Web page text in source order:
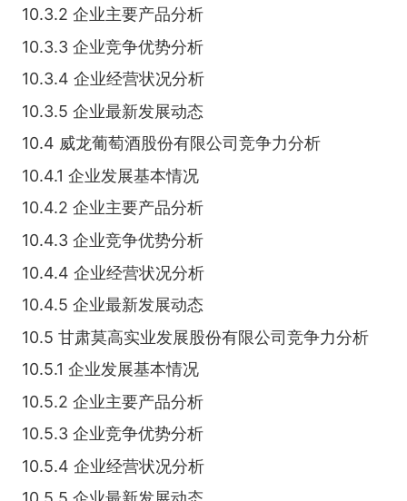
10.3.2 企业主要产品分析
10.3.3 企业竞争优势分析
10.3.4 企业经营状况分析
10.3.5 企业最新发展动态
10.4 威龙葡萄酒股份有限公司竞争力分析
10.4.1 企业发展基本情况
10.4.2 企业主要产品分析
10.4.3 企业竞争优势分析
10.4.4 企业经营状况分析
10.4.5 企业最新发展动态
10.5 甘肃莫高实业发展股份有限公司竞争力分析
10.5.1 企业发展基本情况
10.5.2 企业主要产品分析
10.5.3 企业竞争优势分析
10.5.4 企业经营状况分析